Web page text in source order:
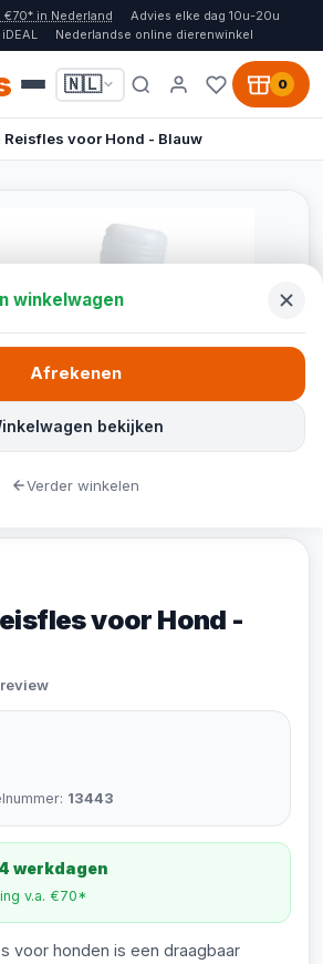
€70* in Nederland
Advies elke dag 10u-20u
Nederlandse online dierenwinkel
🇳🇱 0
Reisfles voor Hond - Blauw
voor Hond -
13443
werkdagen
v.a. €70*
voor honden is een draagbaar
winkelwagen
bekijken
Afrekenen
Verder winkelen